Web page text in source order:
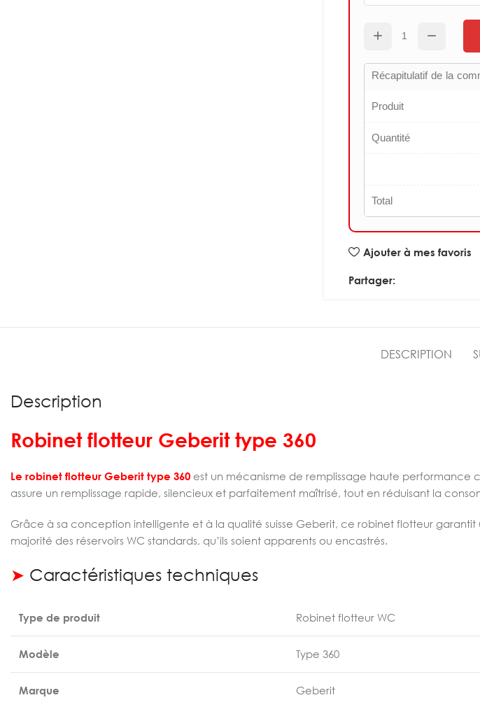
Récapitulatif de la
Produit
Quantité
Total
Ajouter à mes favoris
Partager:
DESCRIPTION
Description
Robinet flotteur Geberit type 360
Le robinet flotteur Geberit type 360 est un mécanisme de remplissage haute performance
assure un remplissage rapide, silencieux et parfaitement maîtrisé, tout en réduisant la
Grâce à sa conception intelligente et à la qualité suisse Geberit, ce robinet flotteur
majorité des réservoirs WC standards, qu’ils soient apparents ou encastrés.
➤ Caractéristiques techniques
Type de produit Robinet flotteur WC
Modèle Type 360
Marque Geberit